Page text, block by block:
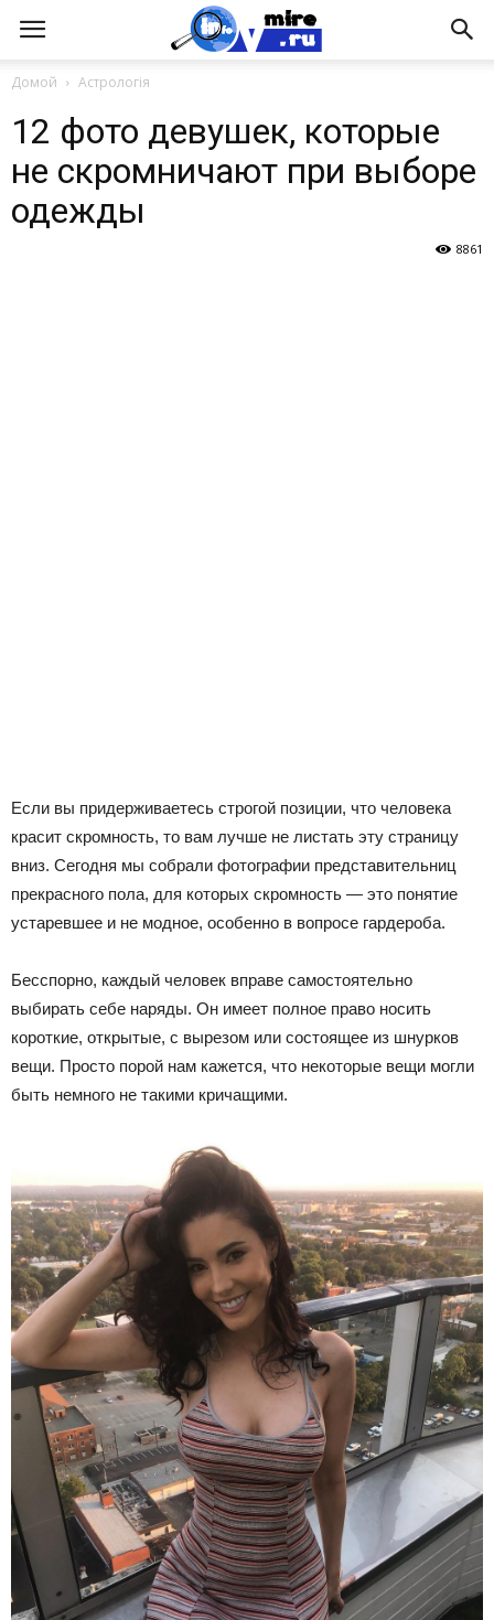
Домой Астрологія
12 фото девушек, которые
не скромничают при выборе
одежды
8861
Если вы придерживаетесь строгой позиции, что человека
красит скромность, то вам лучше не листать эту страницу
вниз. Сегодня мы собрали фотографии представительниц
прекрасного пола, для которых скромность — это понятие
устаревшее и не модное, особенно в вопросе гардероба.
Бесспорно, каждый человек вправе самостоятельно
выбирать себе наряды. Он имеет полное право носить
короткие, открытые, с вырезом или состоящее из шнурков
вещи. Просто порой нам кажется, что некоторые вещи могли
быть немного не такими кричащими.